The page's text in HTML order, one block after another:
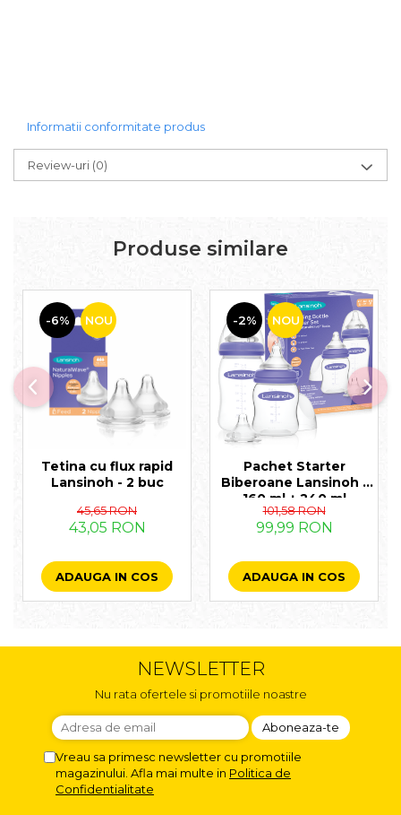
Informatii conformitate produs
Review-uri (0)
Produse similare
-6% NOU
Tetina cu flux rapid
Lansinoh - 2 buc
45,65 RON
43,05 RON
ADAUGA IN COS
-2% NOU
Pachet Starter
Biberoane Lansinoh -
160 ml + 240 ml
101,58 RON
99,99 RON
ADAUGA IN COS
NEWSLETTER
Nu rata ofertele si promotiile noastre
Vreau sa primesc newsletter cu promotiile
magazinului. Afla mai multe in Politica de
Confidentialitate